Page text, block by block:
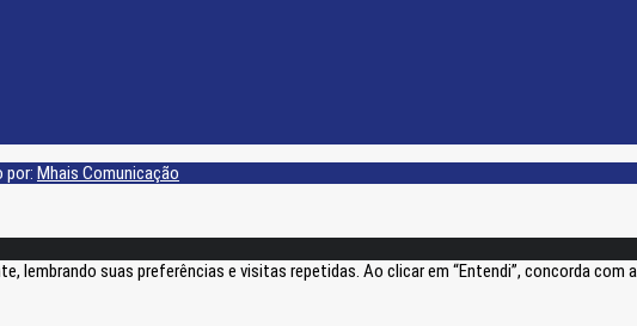
por: Mhais Comunicação
lembrando suas preferências e visitas repetidas. Ao clicar em “Entendi”, concorda com